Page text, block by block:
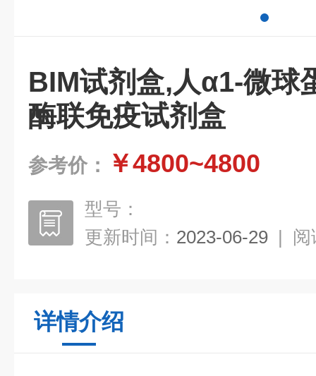
BIM试剂盒,人α1-微球
酶联免疫试剂盒
参考价： ￥4800~4800
型号：
更新时间： 2023-06-29 | 阅
详情介绍